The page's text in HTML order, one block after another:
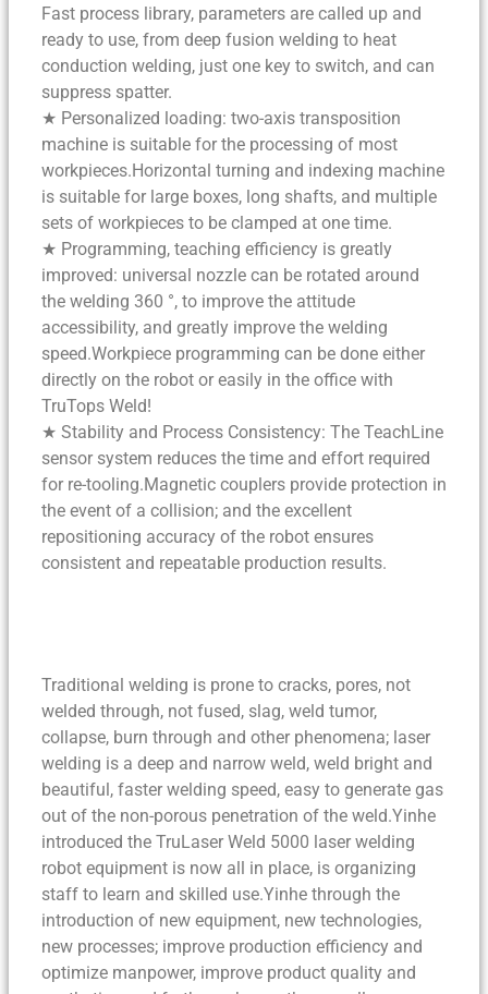
Fast process library, parameters are called up and
ready to use, from deep fusion welding to heat
conduction welding, just one key to switch, and can
suppress spatter.
★ Personalized loading: two-axis transposition
machine is suitable for the processing of most
workpieces.Horizontal turning and indexing machine
is suitable for large boxes, long shafts, and multiple
sets of workpieces to be clamped at one time.
★ Programming, teaching efficiency is greatly
improved: universal nozzle can be rotated around
the welding 360 °, to improve the attitude
accessibility, and greatly improve the welding
speed.Workpiece programming can be done either
directly on the robot or easily in the office with
TruTops Weld!
★ Stability and Process Consistency: The TeachLine
sensor system reduces the time and effort required
for re-tooling.Magnetic couplers provide protection in
the event of a collision; and the excellent
repositioning accuracy of the robot ensures
consistent and repeatable production results.
Traditional welding is prone to cracks, pores, not
welded through, not fused, slag, weld tumor,
collapse, burn through and other phenomena; laser
welding is a deep and narrow weld, weld bright and
beautiful, faster welding speed, easy to generate gas
out of the non-porous penetration of the weld.Yinhe
introduced the TruLaser Weld 5000 laser welding
robot equipment is now all in place, is organizing
staff to learn and skilled use.Yinhe through the
introduction of new equipment, new technologies,
new processes; improve production efficiency and
optimize manpower, improve product quality and